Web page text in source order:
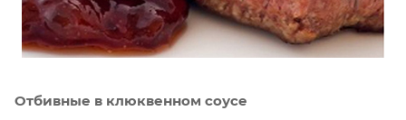
Отбивные в клюквенном соусе